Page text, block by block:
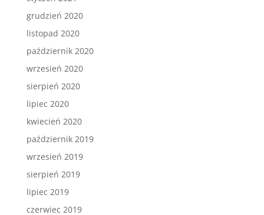
grudzień 2020
listopad 2020
październik 2020
wrzesień 2020
sierpień 2020
lipiec 2020
kwiecień 2020
październik 2019
wrzesień 2019
sierpień 2019
lipiec 2019
czerwiec 2019